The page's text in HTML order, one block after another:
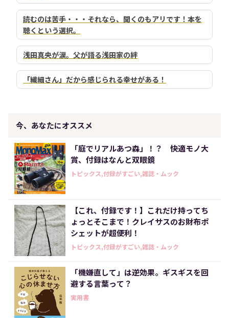
読むのは苦手・・・それなら、聞くのもアリです！本を
聴くという選択。
浅田真央が涙。父が語る浅田家の絆
「繊細さん」だから感じられる幸せがある！
今、あなたにオススメ
「庭でリアルあつ森」！？ 快適モノ大
賞、付録はなんと双眼鏡
トピックス,付録がすごい,雑誌・ムック
【これ、付録です！】これだけ持ってち
ょっとそこまで！クレイサスのお財布ポ
シェットが超便利！
トピックス,付録がすごい,雑誌・ムック
「機嫌直して」は逆効果。ギスギスを回
避する言葉って？
実用書